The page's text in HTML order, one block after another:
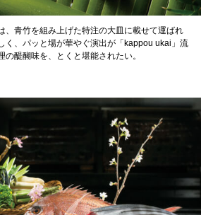
、青竹を組み上げた特注の大皿に載せて運ばれ
く、パッと場が華やぐ演出が「kappou ukai」流
醍醐味を、とくと堪能されたい。